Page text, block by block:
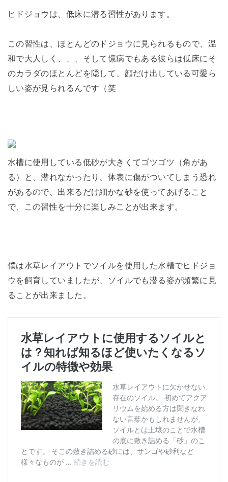
ヒドジョウは、低床に潜る習性があります。
この習性は、ほとんどのドジョウに見られるもので、温
和で大人しく、、、そして憶病でもある彼らは低床にそ
のカラダのほとんどを隠して、顔だけ出している可愛ら
しい姿が見られるんです（笑
水槽に使用している低砂が大きくてゴツゴツ（角があ
る）と、潜れなかったり、体表に傷がついてしまう恐れ
があるので、出来るだけ細かな砂を使ってあげること
で、この習性を十分に楽しみことが出来ます。
僕は水草レイアウトでソイルを使用した水槽でヒドジョ
ウを飼育していましたが、ソイルでも潜る姿が頻繁に見
ることが出来ました。